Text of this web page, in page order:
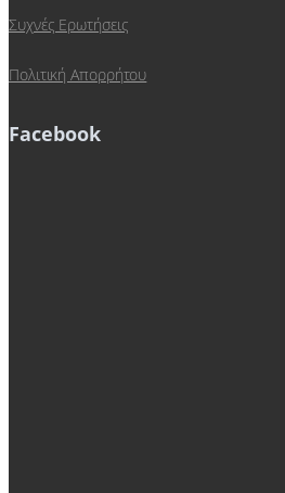
Συχνές Ερωτήσεις
Πολιτική Απορρήτου
Facebook